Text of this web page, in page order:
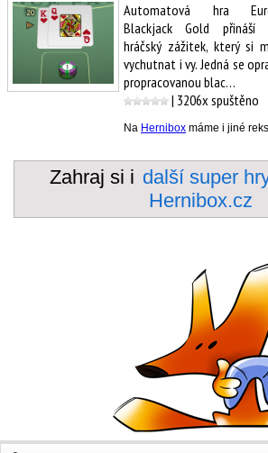
Automatová hra
Blackjack Gold přináší
hráčský zážitek, který si
vychutnat i vy. Jedná se
propracovanou blac…
| 3206x spuštěno
Na Hernibox máme i jiné
Zahraj si i další super
Hernibox.cz